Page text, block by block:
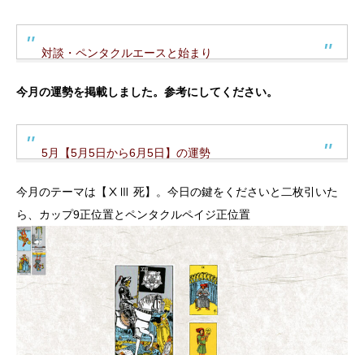
対談・ペンタクルエースと始まり
今月の運勢を掲載しました。参考にしてください。
5月【5月5日から6月5日】の運勢
今月のテーマは【ⅩⅢ 死】。今日の鍵をくださいと二枚引いた
ら、カップ9正位置とペンタクルペイジ正位置